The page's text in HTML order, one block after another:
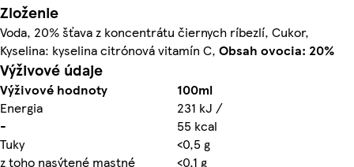
Zloženie
Voda, 20% šťava z koncentrátu čiernych ríbezlí, Cukor,
Kyselina: kyselina citrónová vitamín C, Obsah ovocia: 20%
Výživové údaje
Výživové hodnoty
100ml
Energia
231 kJ /
-
55 kcal
Tuky
<0,5 g
z toho nasýtené mastné
<0,1 g